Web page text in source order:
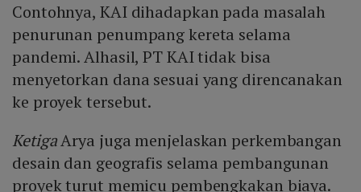
Contohnya, KAI dihadapkan pada masalah
penurunan penumpang kereta selama
pandemi. Alhasil, PT KAI tidak bisa
menyetorkan dana sesuai yang direncanakan
ke proyek tersebut.
KetigaArya juga menjelaskan perkembangan
desain dan geografis selama pembangunan
proyek turut memicu pembengkakan biaya.